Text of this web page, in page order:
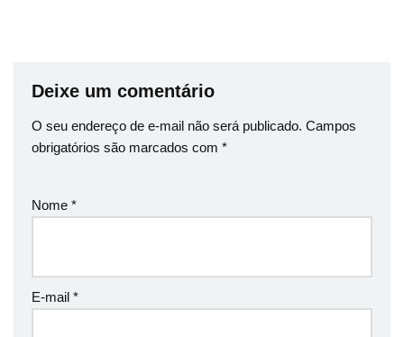
Deixe um comentário
O seu endereço de e-mail não será publicado. Campos
obrigatórios são marcados com *
Nome *
E-mail *